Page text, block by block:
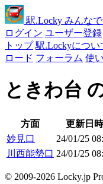
駅.Locky みんな
ログイン ユーザー登録
トップ 駅.Lockyについ
ロード フォーラム 使
ときわ台
方面 更新日時
妙見口
24/01/25
川西能勢口 24/01/25
© 2009-2026 Locky.jp